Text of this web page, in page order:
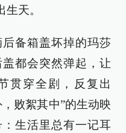
天。
备箱盖坏掉的玛莎
都会突然弹起，让
贯穿全剧，反复出
败絮其中”的生动映
生活里总有一记耳